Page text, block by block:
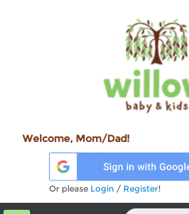
Welcome, Mom/Dad!
Or please Login / Register!